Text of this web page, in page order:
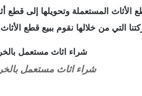
الأثاث المستعملة وتحويلها إلى
التي من خلالها نقوم ببيع قطع الأثاث
شراء اثاث مستعمل